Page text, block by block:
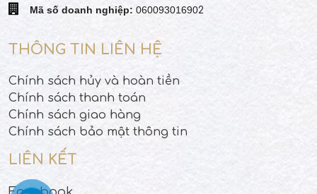
Mã số doanh nghiệp: 060093016902
THÔNG TIN LIÊN HỆ
Chính sách hủy và hoàn tiền
Chính sách thanh toán
Chính sách giao hàng
Chính sách bảo mật thông tin
LIÊN KẾT